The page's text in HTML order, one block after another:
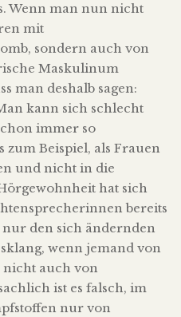
Wenn man nun nicht
mit
sondern auch von
Maskulinum
man deshalb sagen:
kann sich schlecht
immer so
zum Beispiel, als Frauen
und nicht in die
hat sich
bereits
den sich ändernden
wenn jemand von
auch von
ist es falsch, im
nur von